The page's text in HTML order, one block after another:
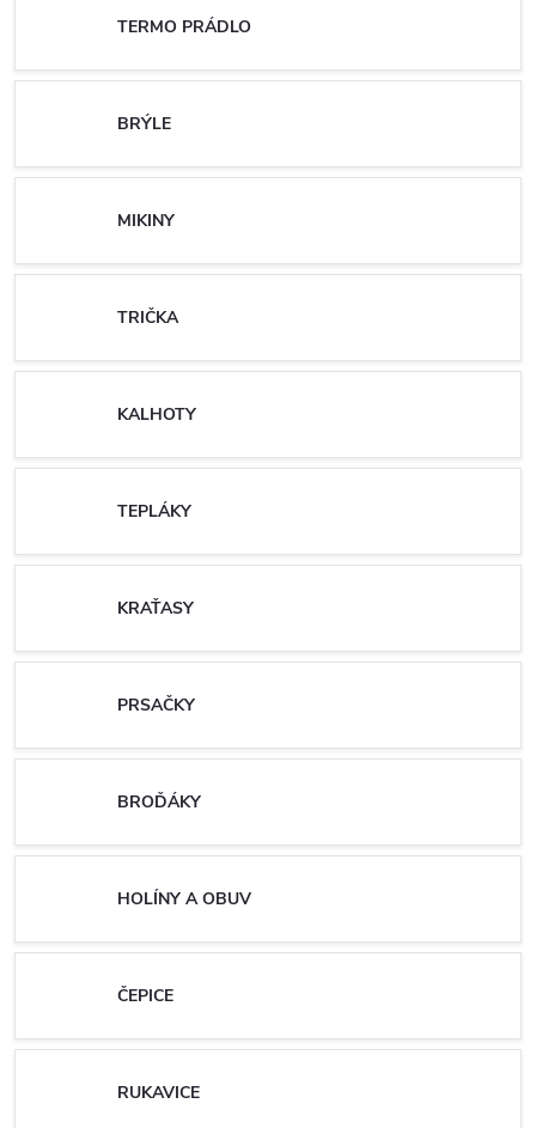
TERMO PRÁDLO
BRÝLE
MIKINY
TRIČKA
KALHOTY
TEPLÁKY
KRAŤASY
PRSAČKY
BROĎÁKY
HOLÍNY A OBUV
ČEPICE
RUKAVICE